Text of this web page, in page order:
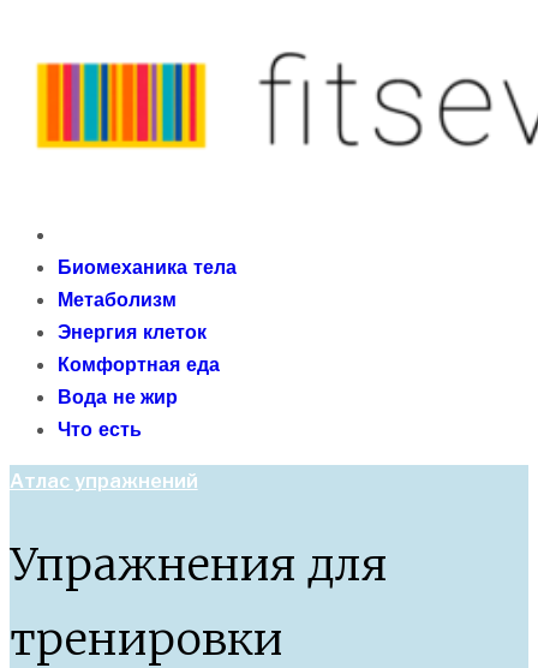
сайт о метаболизме и энергетической адаптации
организма после 40 лет
Primary
MenuБиомеханика тела
Метаболизм
Энергия клеток
Комфортная еда
Вода не жир
Что есть
Атлас упражнений
Упражнения для
тренировки